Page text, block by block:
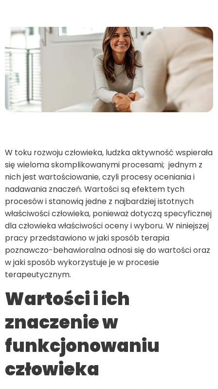
W toku rozwoju człowieka, ludzka aktywność wspierała
się wieloma skomplikowanymi procesami; jednym z
nich jest wartościowanie, czyli procesy oceniania i
nadawania znaczeń. Wartości są efektem tych
procesów i stanowią jedne z najbardziej istotnych
właściwości człowieka, ponieważ dotyczą specyficznej
dla człowieka właściwości oceny i wyboru. W niniejszej
pracy przedstawiono w jaki sposób terapia
poznawczo-behawioralnaodnosi się do wartości oraz
w jaki sposób wykorzystuje je w procesie
terapeutycznym.
Wartości i ich
znaczenie w
funkcjonowaniu
człowieka